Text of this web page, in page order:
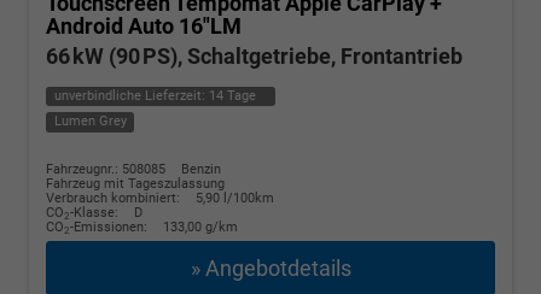
Android Auto 16"LM
66 kW (90 PS), Schaltgetriebe, Frontantrieb
unverbindliche Lieferzeit: 14 Tage
Lumen Grey
Fahrzeugnr.: 508085
Benzin
Fahrzeug mit Tageszulassung
Verbrauch kombiniert:
5,90 l/100km
CO2-Klasse:
D
CO2-Emissionen: 133,00 g/km
» Angebotdetails